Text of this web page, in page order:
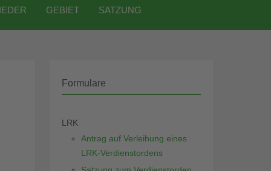
GEBIET SATZUNG
Formulare
LRK
Antrag auf Verleihung eines
LRK-Verdienstordens